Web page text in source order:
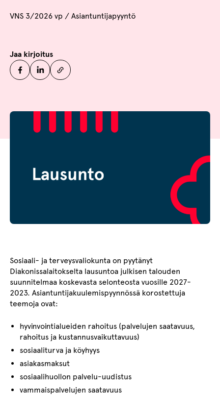
VNS 3/2026 vp / Asiantuntijapyyntö
Jaa kirjoitus
Sosiaali- ja terveysvaliokunta on pyytänyt
Diakonissalaitokselta lausuntoa julkisen talouden
suunnitelmaa koskevasta selonteosta vuosille 2027-
2023. Asiantuntijakuulemispyynnössä korostettuja
teemoja ovat:
hyvinvointialueiden rahoitus (palvelujen saatavuus,
rahoitus ja kustannusvaikuttavuus)
sosiaaliturva ja köyhyys
asiakasmaksut
sosiaalihuollon palvelu-uudistus
vammaispalvelujen saatavuus